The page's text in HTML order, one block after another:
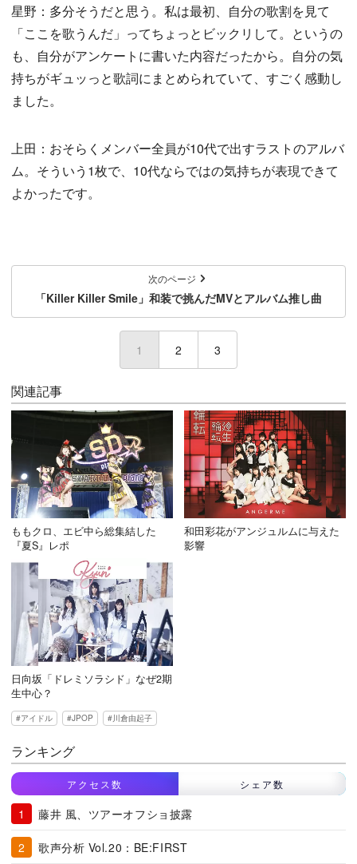
星野：多分そうだと思う。私は最初、自分の歌割を見て
「ここを歌うんだ」ってちょっとビックリして。というの
も、自分がアンケートに書いた内容だったから。自分の気
持ちがギュッっと歌詞にまとめられていて、すごく感動し
ました。
上田：おそらくメンバー全員が10代で出すラストのアルバ
ム。そういう1枚で、10代ならではの気持ちが表現できて
よかったです。
次のページ
「Killer Killer Smile」和装で挑んだMVとアルバム推し曲
1 (current)
2 3
関連記事
ももクロ、エビ中ら総集結した
『夏S』レポ
和田彩花がアンジュルムに与えた
影響
日向坂「ドレミソラシド」なぜ2期
生中心？
アイドル JPOP 川倉由起子
ランキング
アクセス数 シェア数
藤井 風、ツアーオフショ披露
歌声分析 Vol.20：BE:FIRST